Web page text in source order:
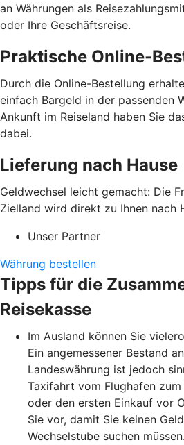
an Währungen als
oder Ihre Geschäftsreise.
Praktische Online-
Durch die Online-Bestellung
einfach Bargeld in der passenden
Ankunft im Reiseland haben Sie
dabei.
Lieferung nach Hause
Geldwechsel leicht gemacht: Die
Zielland wird direkt zu Ihnen nach
Unser Partner
Währung bestellen
Tipps für die
Reisekasse
Im Ausland können Sie
Ein angemessener Bestand
Landeswährung ist jedoch
Taxifahrt vom Flughafen
oder den ersten Einkauf vor
Sie vor, damit Sie keinen
Wechselstube suchen müssen.